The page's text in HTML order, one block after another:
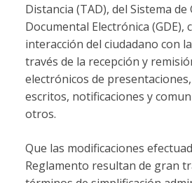
Distancia (TAD), del Sistema de
Documental Electrónica (GDE),
interacción del ciudadano con
través de la recepción y
electrónicos de
escritos, notificaciones y
otros.
Que las modificaciones
Reglamento resultan de gran